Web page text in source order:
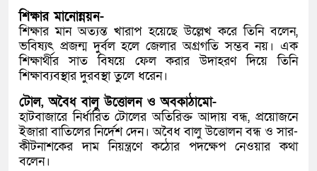
শিক্ষার মানোন্নয়ন-
শিক্ষার মান অত্যন্ত খারাপ হয়েছে উল্লেখ করে তিনি বলেন,
ভবিষ্যৎ প্রজন্ম দুর্বল হলে জেলার অগ্রগতি সম্ভব নয়। এক
শিক্ষার্থীর সাত বিষয়ে ফেল করার উদাহরণ দিয়ে তিনি
শিক্ষাব্যবস্থার দুরবস্থা তুলে ধরেন।
টোল, অবৈধ বালু উত্তোলন ও অবকাঠামো-
হাটবাজারে নির্ধারিত টোলের অতিরিক্ত আদায় বন্ধ, প্রয়োজনে
ইজারা বাতিলের নির্দেশ দেন। অবৈধ বালু উত্তোলন বন্ধ ও সার-
কীটনাশকের দাম নিয়ন্ত্রণে কঠোর পদক্ষেপ নেওয়ার কথা
বলেন।